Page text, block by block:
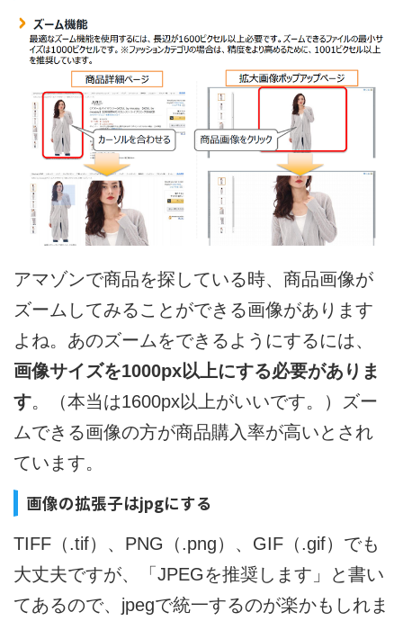
アマゾンで商品を探している時、商品画像が
ズームしてみることができる画像があります
よね。あのズームをできるようにするには、
画像サイズを1000px以上にする必要がありま
す。（本当は1600px以上がいいです。）ズー
ムできる画像の方が商品購入率が高いとされ
ています。
画像の拡張子はjpgにする
TIFF（.tif）、PNG（.png）、GIF（.gif）でも
大丈夫ですが、「JPEGを推奨します」と書い
てあるので、jpegで統一するのが楽かもしれま